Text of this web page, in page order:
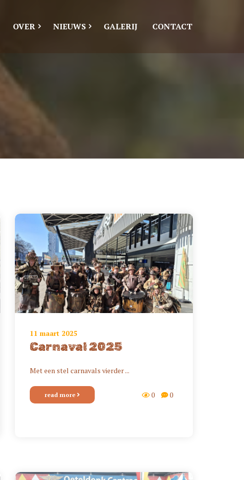
OVER NIEUWS GALERIJ CONTACT
11 maart 2025
Carnaval 2025
Met een stel carnavals vierder ...
read more 0 0